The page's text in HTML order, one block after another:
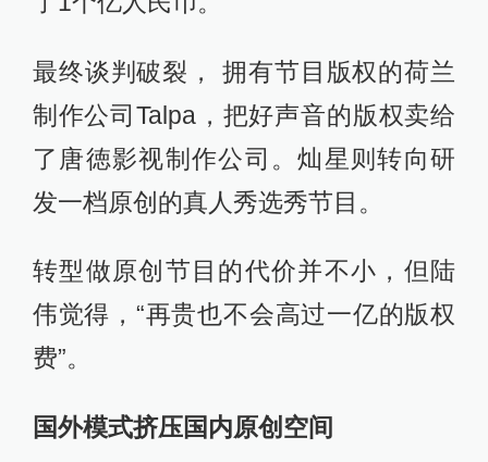
最终谈判破裂， 拥有节目版权的荷兰
制作公司Talpa，把好声音的版权卖给
了唐徳影视制作公司。灿星则转向研
发一档原创的真人秀选秀节目。
转型做原创节目的代价并不小，但陆
伟觉得，“再贵也不会高过一亿的版权
费”。
国外模式挤压国内原创空间